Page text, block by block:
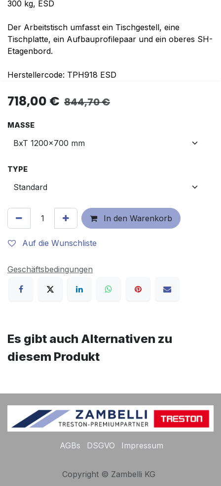
300 kg, ESD
Der Arbeitstisch umfasst ein Tischgestell, eine
Tischplatte, ein Aufbauprofilepaar und ein oberes SH-
Etagenbord.
Herstellercode: TPH918 ESD
718,00 € 844,70€
MASSE
TYPE
In den Warenkorb
Auf die Wunschliste
Geschäftsbedingungen
Es gibt auch Alternativen zu
diesem Produkt
AGBs DSGVO Impressum
Copyright © Zambelli KG